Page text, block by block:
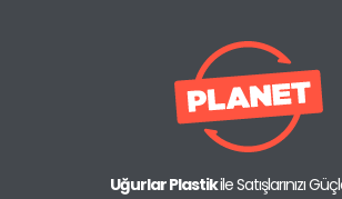
Uğurlar Plastikile Satışlarınızı